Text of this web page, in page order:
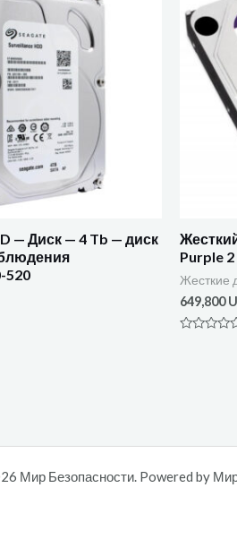
— Диск — 4 Tb — диск
520
Purple
Жесткие
649,800
Мир Безопасности. Powered by